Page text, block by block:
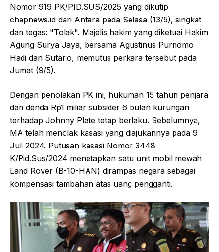
Nomor 919 PK/PID.SUS/2025 yang dikutip
chapnews.id dari Antara pada Selasa (13/5), singkat
dan tegas: "Tolak". Majelis hakim yang diketuai Hakim
Agung Surya Jaya, bersama Agustinus Purnomo
Hadi dan Sutarjo, memutus perkara tersebut pada
Jumat (9/5).
Dengan penolakan PK ini, hukuman 15 tahun penjara
dan denda Rp1 miliar subsider 6 bulan kurungan
terhadap Johnny Plate tetap berlaku. Sebelumnya,
MA telah menolak kasasi yang diajukannya pada 9
Juli 2024. Putusan kasasi Nomor 3448
K/Pid.Sus/2024 menetapkan satu unit mobil mewah
Land Rover (B-10-HAN) dirampas negara sebagai
kompensasi tambahan atas uang pengganti.